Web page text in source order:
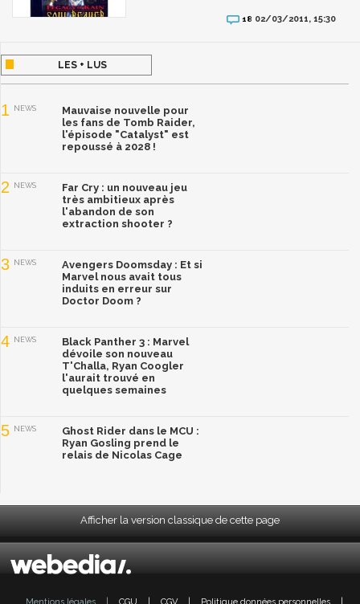
18 02/03/2011, 15:30
LES + LUS
1 NEWS
Mauvaise nouvelle pour
les fans de Tomb Raider,
l'épisode "Catalyst" est
repoussé à 2028 !
2 NEWS
Far Cry : un nouveau jeu
très ambitieux après
l'abandon de son
extraction shooter ?
3 NEWS
Avengers Doomsday : Et si
Marvel nous avait tous
induits en erreur sur
Doctor Doom ?
4 NEWS
Black Panther 3 : Marvel
dévoile son nouveau
T'Challa, Ryan Coogler
l'aurait trouvé en
quelques semaines
5 NEWS
Ghost Rider dans le MCU :
Ryan Gosling prend le
relais de Nicolas Cage
Afficher la version classique de cette page